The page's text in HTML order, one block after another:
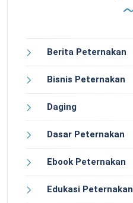
Berita Peternakan
Bisnis Peternakan
Daging
Dasar Peternakan
Ebook Peternakan
Edukasi Peternakan